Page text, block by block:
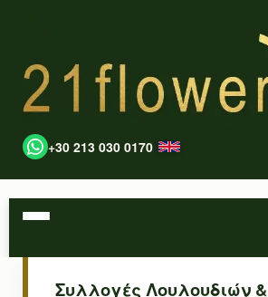
+30 213 030 0170
Συλλογές Λουλουδιών &